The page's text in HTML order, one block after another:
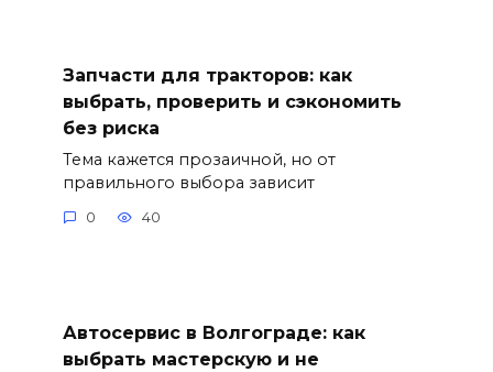
Запчасти для тракторов: как
выбрать, проверить и сэкономить
без риска
Тема кажется прозаичной, но от
правильного выбора зависит
0 40
Автосервис в Волгограде: как
выбрать мастерскую и не